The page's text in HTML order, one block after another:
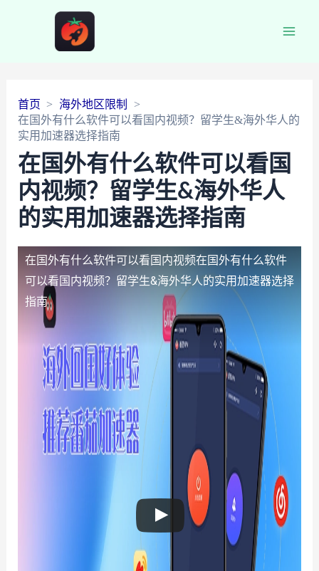
首页
海外地区限制
在国外有什么软件可以看国内视频？留学生&海外华人的
实用加速器选择指南
在国外有什么软件可以看国
内视频？留学生&海外华人
的实用加速器选择指南
在国外有什么软件可以看国内视频在国外有什么软件
可以看国内视频？留学生&海外华人的实用加速器选择
指南